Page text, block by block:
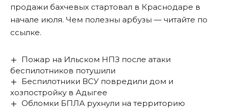
продажи бахчевых стартовал в Краснодаре в
начале июля. Чем полезны арбузы — читайте по
ссылке.
Пожар на Ильском НПЗ после атаки
беспилотников потушили
Беспилотники ВСУ повредили дом и
хозпостройку в Адыгее
Обломки БПЛА рухнули на территорию